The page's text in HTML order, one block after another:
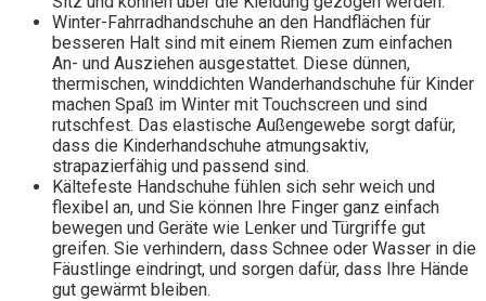
Winter-Fahrradhandschuhe an den Handflächen für
besseren Halt sind mit einem Riemen zum einfachen
An- und Ausziehen ausgestattet. Diese dünnen,
thermischen, winddichten Wanderhandschuhe für Kinder
machen Spaß im Winter mit Touchscreen und sind
rutschfest. Das elastische Außengewebe sorgt dafür,
dass die Kinderhandschuhe atmungsaktiv,
strapazierfähig und passend sind.
Kältefeste Handschuhe fühlen sich sehr weich und
flexibel an, und Sie können Ihre Finger ganz einfach
bewegen und Geräte wie Lenker und Türgriffe gut
greifen. Sie verhindern, dass Schnee oder Wasser in die
Fäustlinge eindringt, und sorgen dafür, dass Ihre Hände
gut gewärmt bleiben.